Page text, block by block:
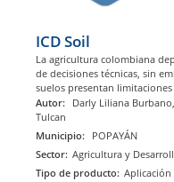
ICD Soil
La agricultura colombiana
de decisiones técnicas, sin
suelos presentan limitaciones
Autor: Darly Liliana
Tulcan
Municipio: POPAYÁN
Sector: Agricultura y
Tipo de producto: Aplicación